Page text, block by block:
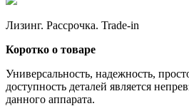
Лизинг. Рассрочка. Trade-in
Коротко о товаре
Универсальность, надежность,
доступность деталей является
данного аппарата.